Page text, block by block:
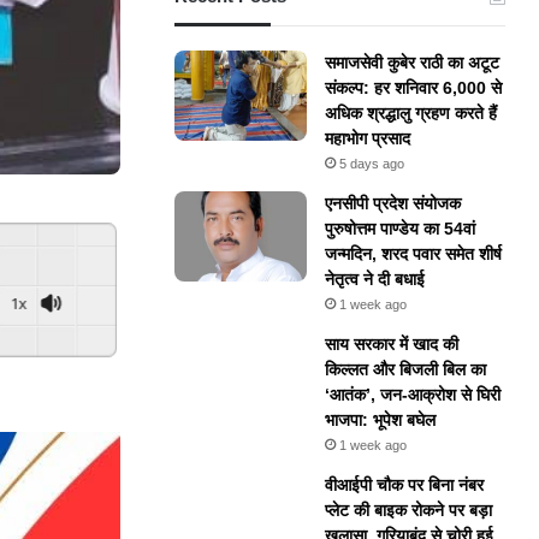
1x
समाजसेवी कुबेर राठी का अटूट
संकल्प: हर शनिवार 6,000 से
अधिक श्रद्धालु ग्रहण करते हैं
महाभोग प्रसाद
5 days ago
एनसीपी प्रदेश संयोजक
पुरुषोत्तम पाण्डेय का 54वां
जन्मदिन, शरद पवार समेत शीर्ष
नेतृत्व ने दी बधाई
1 week ago
​साय सरकार में खाद की
किल्लत और बिजली बिल का
‘आतंक’, जन-आक्रोश से घिरी
भाजपा: भूपेश बघेल
1 week ago
वीआईपी चौक पर बिना नंबर
प्लेट की बाइक रोकने पर बड़ा
खुलासा, गरियाबंद से चोरी हुई